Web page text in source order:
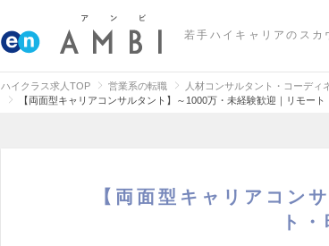
若手ハイキャリアのスカ
ハイクラス求人TOP 営業系の転職
人材コンサルタント・コーディ
【両面型キャリアコンサルタント】～1000万・未経験歓迎｜リモー
【両面型キャリアコン
ト